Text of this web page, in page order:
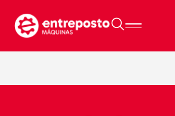
A.P.C.P Guarda